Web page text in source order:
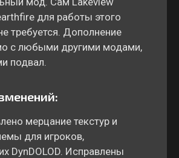
для работы этого
требуется. Дополнение
с любыми другими модами,
подвал.
мерцание текстур и
для игроков,
DynDOLOD. Исправлены